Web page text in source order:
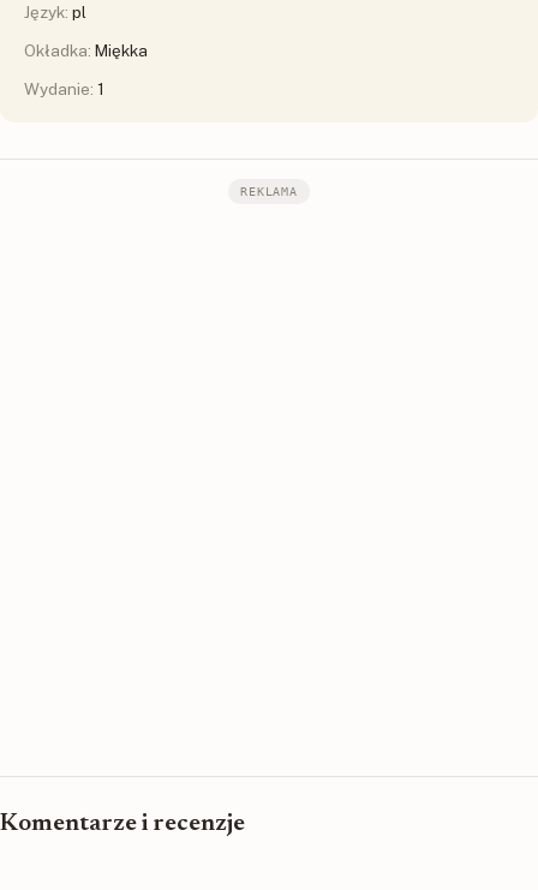
Język: pl
Okładka: Miękka
Wydanie: 1
REKLAMA
Komentarze i recenzje